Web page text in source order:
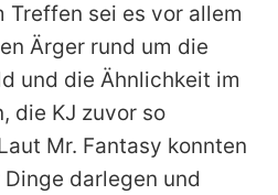
Treffen sei es vor allem
Ärger rund um die
und die Ähnlichkeit im
die KJ zuvor so
Mr. Fantasy konnten
darlegen und